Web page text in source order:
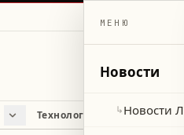
Технологии и наука
МЕНЮ
Новости
↳Новости